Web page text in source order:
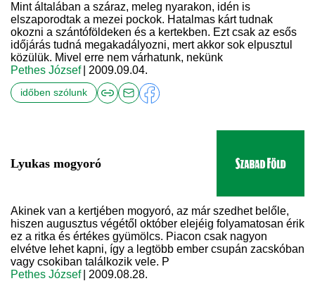
Mint általában a száraz, meleg nyarakon, idén is
elszaporodtak a mezei pockok. Hatalmas kárt tudnak
okozni a szántóföldeken és a kertekben. Ezt csak az esős
időjárás tudná megakadályozni, mert akkor sok elpusztul
közülük. Mivel erre nem várhatunk, nekünk
Pethes József
| 2009.09.04.
időben szólunk
Lyukas mogyoró
Akinek van a kertjében mogyoró, az már szedhet belőle,
hiszen augusztus végétől október elejéig folyamatosan érik
ez a ritka és értékes gyümölcs. Piacon csak nagyon
elvétve lehet kapni, így a legtöbb ember csupán zacskóban
vagy csokiban találkozik vele. P
Pethes József
| 2009.08.28.